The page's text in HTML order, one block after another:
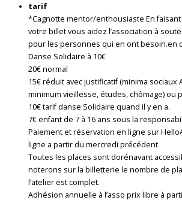
tarif
*Cagnotte mentor/enthousiaste En
votre billet vous aidez l’association à
pour les personnes qui en ont besoin.en
Danse Solidaire à 10€
20€ normal
15€ réduit avec justificatif (minima sociaux
minimum vieillesse, études, chômage) ou
10€ tarif danse Solidaire quand il y en a.
7€ enfant de 7 à 16 ans sous la
Paiement et réservation en ligne sur
ligne a partir du mercredi précédent
Toutes les places sont dorénavant
noterons sur la billetterie le nombre de
l’atelier est complet.
Adhésion annuelle à l’asso prix libre à